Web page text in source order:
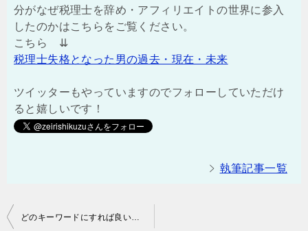
分がなぜ税理士を辞め・アフィリエイトの世界に参入
したのかはこちらをご覧ください。
こちら ⇊
税理士失格となった男の過去・現在・未来
ツイッターもやっていますのでフォローしていただけ
ると嬉しいです！
執筆記事一覧
投
どのキーワードにすれば良いの？？ブログのキーワード選定の方法